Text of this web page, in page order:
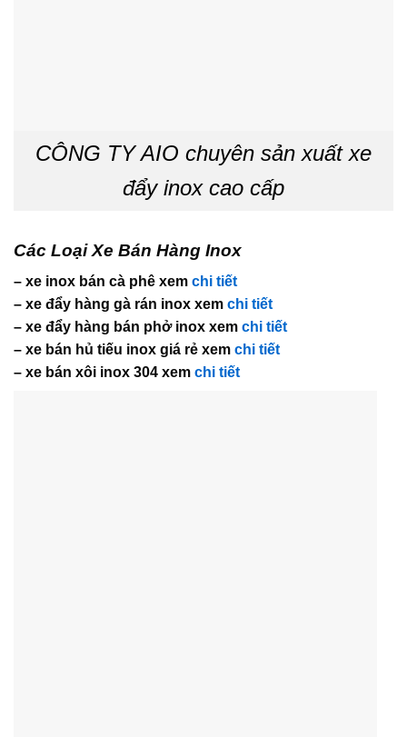
CÔNG TY AIO chuyên sản xuất xe
đẩy inox cao cấp
Các Loại Xe Bán Hàng Inox
– xe inox bán cà phê xem chi tiết
– xe đẩy hàng gà rán inox xem chi tiết
– xe đẩy hàng bán phở inox xem chi tiết
– xe bán hủ tiếu inox giá rẻ xem chi tiết
– xe bán xôi inox 304 xem chi tiết